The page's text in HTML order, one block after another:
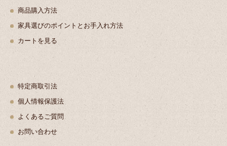
商品購入方法
家具選びのポイントとお手入れ方法
カートを見る
特定商取引法
個人情報保護法
よくあるご質問
お問い合わせ